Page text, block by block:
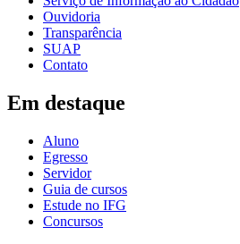
Ouvidoria
Transparência
SUAP
Contato
Em destaque
Aluno
Egresso
Servidor
Guia de cursos
Estude no IFG
Concursos